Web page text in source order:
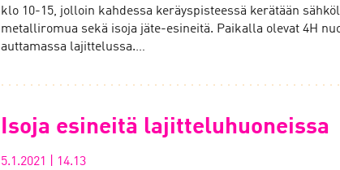
klo 10-15, jolloin kahdessa keräyspisteessä kerätään
metalliromua sekä isoja jäte-esineitä. Paikalla olevat 4H
auttamassa lajittelussa.…
Isoja esineitä lajitteluhuoneissa
5.1.2021 14.13